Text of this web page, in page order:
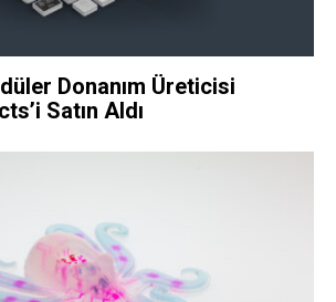
Donanım Üreticisi
Satın Aldı